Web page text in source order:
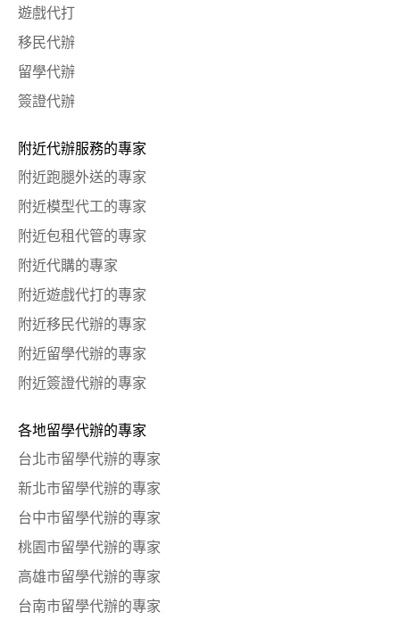
遊戲代打
移民代辦
留學代辦
簽證代辦
附近代辦服務的專家
附近跑腿外送的專家
附近模型代工的專家
附近包租代管的專家
附近代購的專家
附近遊戲代打的專家
附近移民代辦的專家
附近留學代辦的專家
附近簽證代辦的專家
各地留學代辦的專家
台北市留學代辦的專家
新北市留學代辦的專家
台中市留學代辦的專家
桃園市留學代辦的專家
高雄市留學代辦的專家
台南市留學代辦的專家